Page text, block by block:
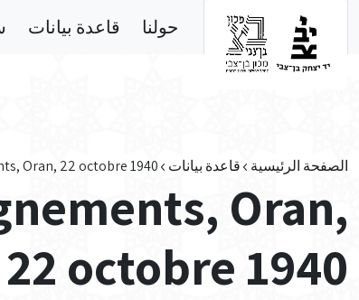
حولنا قاعدة بيانات
الصفحة الرئيسية قاعدة بيانات Oran, 22 octobre 1940
Oran,
22 octobre 1940